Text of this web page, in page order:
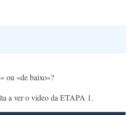
ou «de baixo»?
a ver o vídeo da ETAPA 1.